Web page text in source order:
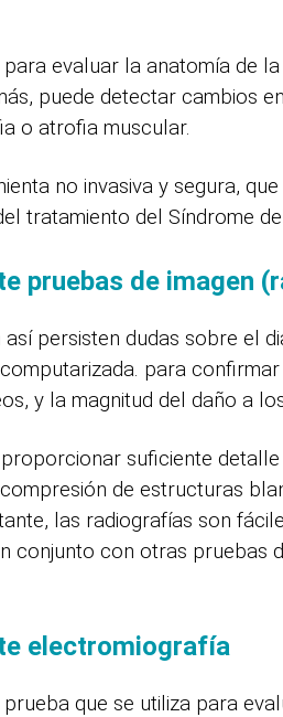
evaluar la anatomía de
puede detectar cambios
o atrofia muscular.
no invasiva y segura,
tratamiento del Síndrome
pruebas de imagen
persisten dudas sobre el
para
y la magnitud del daño a
suficiente
de estructuras
las radiografías son
conjunto con otras pruebas
electromiografía
que se utiliza para